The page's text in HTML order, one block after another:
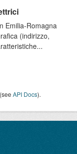
Emilia-Romagna
(indirizzo,
(seeAPI Docs).